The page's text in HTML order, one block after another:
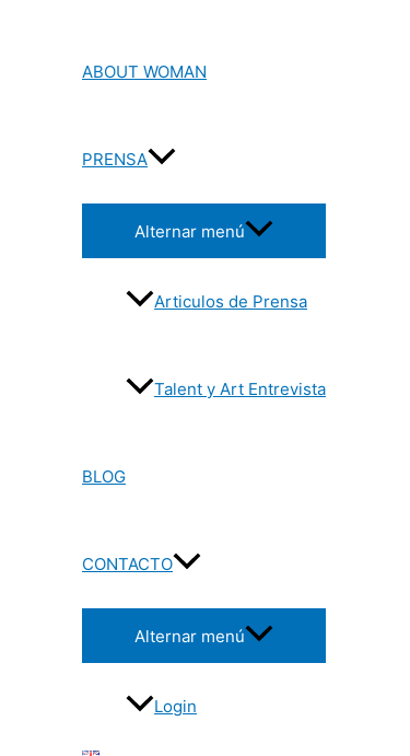
ABOUT WOMAN
PRENSA
Alternar menú
Articulos de Prensa
Talent y Art Entrevista
BLOG
CONTACTO
Alternar menú
Login